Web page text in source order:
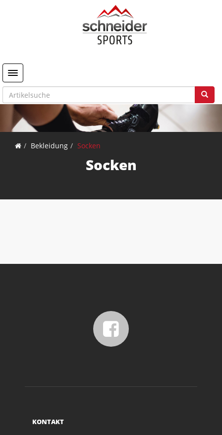
Toggle navigation
Bekleidung Socken
Socken
KONTAKT